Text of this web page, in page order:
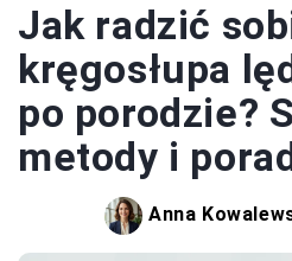
Jak radzić
kręgosłupa
po porodzie?
metody i
Anna